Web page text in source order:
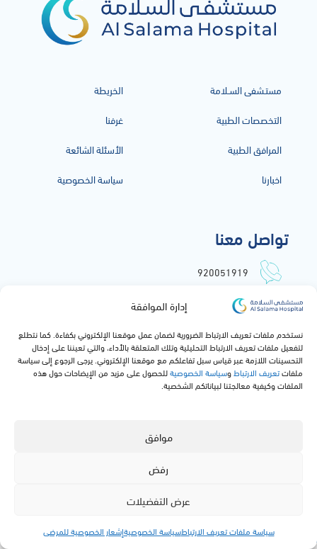
إدارة الموافقة
نستخدم ملفات تعريف الارتباط الضرورية لضمان عمل موقعنا الإلكتروني بكفاءة. كما نتطلع
لتفعيل ملفات تعريف الارتباط التحليلية وتلك المتعلقة بالأداء، والتي تعيننا على إدخال
التحسينات اللازمة عبر قياس سبل تفاعلكم مع موقعنا الإلكتروني. يرجى الرجوع إلى سياسة
ملفاتتعريف الارتباط وسياسة الخصوصيةللحصول على مزيد من الإيضاحات حول هذه
الملفات وكيفية معالجتنا لبياناتكم الشخصية.
موافق
رفض
عرض التفضيلات
سياسة ملفات تعريف الارتباطسياسة الخصوصيةإشعار الخصوصية للمرضى
مستـشفى السـلامة
التخصصات الطبية
المرافق الطبية
اخبارنا
الخريطة
غرفنا
الأسئلة الشائعة
سياسة الخصوصية
تواصل معنا
920051919
info@alsalamahospital.com
جدة, المملكة العربية السعودية
القائمةSpecialties
Facilities
Contact
App